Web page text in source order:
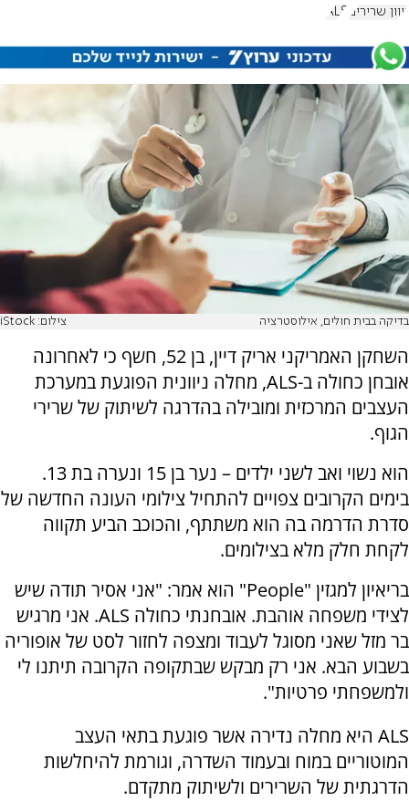
ניוון שרירים ALS
בדיקה בבית חולים, אילוסטרציה צילום: iStock
השחקן האמריקני אריק דיין, בן 52, חשף כי לאחרונה
אובחן כחולה ב-ALS, מחלה ניוונית הפוגעת במערכת
העצבים המרכזית ומובילה בהדרגה לשיתוק של שרירי
הגוף.
הוא נשוי ואב לשני ילדים – נער בן 15 ונערה בת 13.
בימים הקרובים צפויים להתחיל צילומי העונה החדשה של
סדרת הדרמה בה הוא משתתף, והכוכב הביע תקווה
לקחת חלק מלא בצילומים.
בריאיון למגזין "People" הוא אמר: "אני אסיר תודה שיש
לצידי משפחה אוהבת. אובחנתי כחולה ALS. אני מרגיש
בר מזל שאני מסוגל לעבוד ומצפה לחזור לסט של אופוריה
בשבוע הבא. אני רק מבקש שבתקופה הקרובה תיתנו לי
ולמשפחתי פרטיות".
ALS היא מחלה נדירה אשר פוגעת בתאי העצב
המוטוריים במוח ובעמוד השדרה, וגורמת להיחלשות
הדרגתית של השרירים ולשיתוק מתקדם.